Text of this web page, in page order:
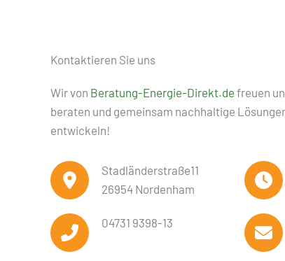
Kontaktieren Sie uns
Wir von Beratung-Energie-Direkt.de freuen
beraten und gemeinsam nachhaltige
entwickeln!
Stadländerstraße11
26954 Nordenham
04731 9398-13